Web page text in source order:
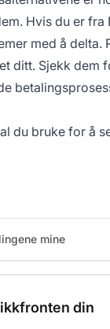
Hvis du er fra
med å delta.
ditt. Sjekk dem
du bruke for å
mine
din